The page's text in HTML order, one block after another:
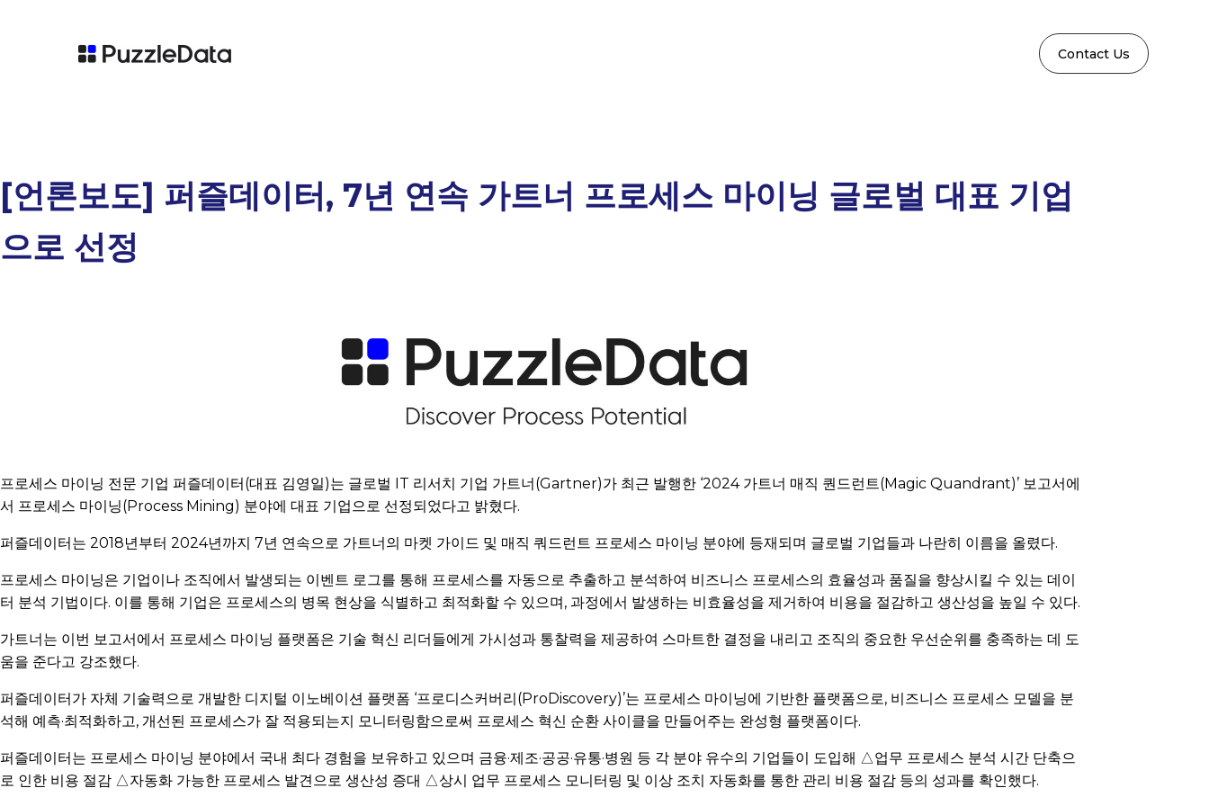
Contact Us
[언론보도] 퍼즐데이터, 7년 연속 가트너 프로세스 마이닝 글로벌 대표 기업
으로 선정
프로세스 마이닝 전문 기업 퍼즐데이터(대표 김영일)는 글로벌 IT 리서치 기업 가트너(Gartner)가 최근 발행한 ‘2024 가트너 매직 퀀드런트(Magic Quandrant)’ 보고서에
서 프로세스 마이닝(Process Mining) 분야에 대표 기업으로 선정되었다고 밝혔다.
퍼즐데이터는 2018년부터 2024년까지 7년 연속으로 가트너의 마켓 가이드 및 매직 쿼드런트 프로세스 마이닝 분야에 등재되며 글로벌 기업들과 나란히 이름을 올렸다.
프로세스 마이닝은 기업이나 조직에서 발생되는 이벤트 로그를 통해 프로세스를 자동으로 추출하고 분석하여 비즈니스 프로세스의 효율성과 품질을 향상시킬 수 있는 데이
터 분석 기법이다. 이를 통해 기업은 프로세스의 병목 현상을 식별하고 최적화할 수 있으며, 과정에서 발생하는 비효율성을 제거하여 비용을 절감하고 생산성을 높일 수 있다.
가트너는 이번 보고서에서 프로세스 마이닝 플랫폼은 기술 혁신 리더들에게 가시성과 통찰력을 제공하여 스마트한 결정을 내리고 조직의 중요한 우선순위를 충족하는 데 도
움을 준다고 강조했다.
퍼즐데이터가 자체 기술력으로 개발한 디지털 이노베이션 플랫폼 ‘프로디스커버리(ProDiscovery)’는 프로세스 마이닝에 기반한 플랫폼으로, 비즈니스 프로세스 모델을 분
석해 예측·최적화하고, 개선된 프로세스가 잘 적용되는지 모니터링함으로써 프로세스 혁신 순환 사이클을 만들어주는 완성형 플랫폼이다.
퍼즐데이터는 프로세스 마이닝 분야에서 국내 최다 경험을 보유하고 있으며 금융·제조·공공·유통·병원 등 각 분야 유수의 기업들이 도입해 △업무 프로세스 분석 시간 단축으
로 인한 비용 절감 △자동화 가능한 프로세스 발견으로 생산성 증대 △상시 업무 프로세스 모니터링 및 이상 조치 자동화를 통한 관리 비용 절감 등의 성과를 확인했다.